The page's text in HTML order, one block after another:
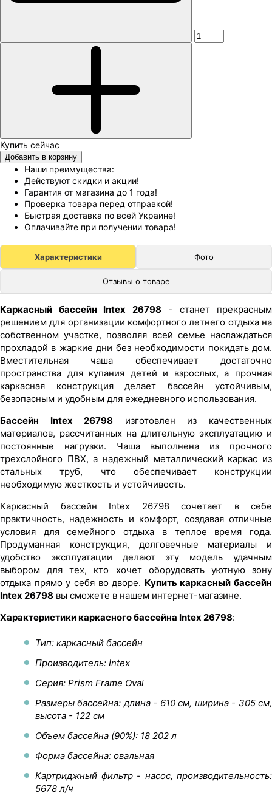
Добавить в корзину
Наши преимущества:
Действуют скидки и акции!
Гарантия от магазина до 1 года!
Проверка товара перед отправкой!
Быстрая доставка по всей Украине!
Оплачивайте при получении товара!
Характеристики Фото
Отзывы о товаре
Каркасный бассейн Intex 26798 - станет прекрасным
решением для организации комфортного летнего отдыха на
собственном участке, позволяя всей семье наслаждаться
прохладой в жаркие дни без необходимости покидать дом.
Вместительная чаша обеспечивает достаточно
пространства для купания детей и взрослых, а прочная
каркасная конструкция делает бассейн устойчивым,
безопасным и удобным для ежедневного использования.
Бассейн Intex 26798 изготовлен из качественных
материалов, рассчитанных на длительную эксплуатацию и
постоянные нагрузки. Чаша выполнена из прочного
трехслойного ПВХ, а надежный металлический каркас из
стальных труб, что обеспечивает конструкции
необходимую жесткость и устойчивость.
Каркасный бассейн Intex 26798 сочетает в себе
практичность, надежность и комфорт, создавая отличные
условия для семейного отдыха в теплое время года.
Продуманная конструкция, долговечные материалы и
удобство эксплуатации делают эту модель удачным
выбором для тех, кто хочет оборудовать уютную зону
отдыха прямо у себя во дворе. Купить каркасный бассейн
Intex 26798 вы сможете в нашем интернет-магазине.
Характеристики каркасного бассейна Intex 26798:
Тип: каркасный бассейн
Производитель: Intex
Серия: Prism Frame Oval
Размеры бассейна: длина - 610 см, ширина - 305 см,
высота - 122 см
Объем бассейна (90%): 18 202 л
Форма бассейна: овальная
Картриджный фильтр - насос, производительность:
5678 л/ч